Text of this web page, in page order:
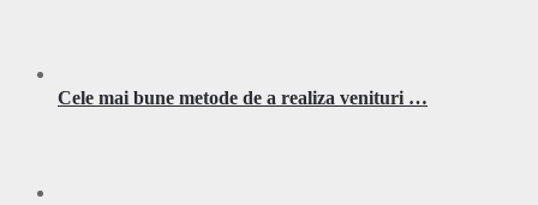
Cele mai bune metode de a realiza venituri …